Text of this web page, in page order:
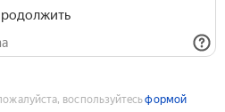
воспользуйтесьформой